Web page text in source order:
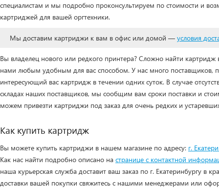
специалистам и мы подробно проконсультируем по стоимости и
картриджей для вашей оргтехники.
Мы доставим картриджи к вам в офис или домой — условия
Вы владелец нового или редкого принтера? Сложно найти картридж
нами любым удобным для вас способом. У нас много поставщиков,
интересующий вас картридж в течении одних суток. В случае
складах наших поставщиков, мы сообщим вам сроки поставки и
можем привезти картриджи под заказ для очень редких и
Как купить картридж
Вы можете купить картриджи в нашем магазине по адресу: г.
Как нас найти подробно описано на странице с контактной
наша курьерская служба доставит ваш заказ по г. Екатеринбургу в
доставки вашей покупки свяжитесь с нашими менеджерами или